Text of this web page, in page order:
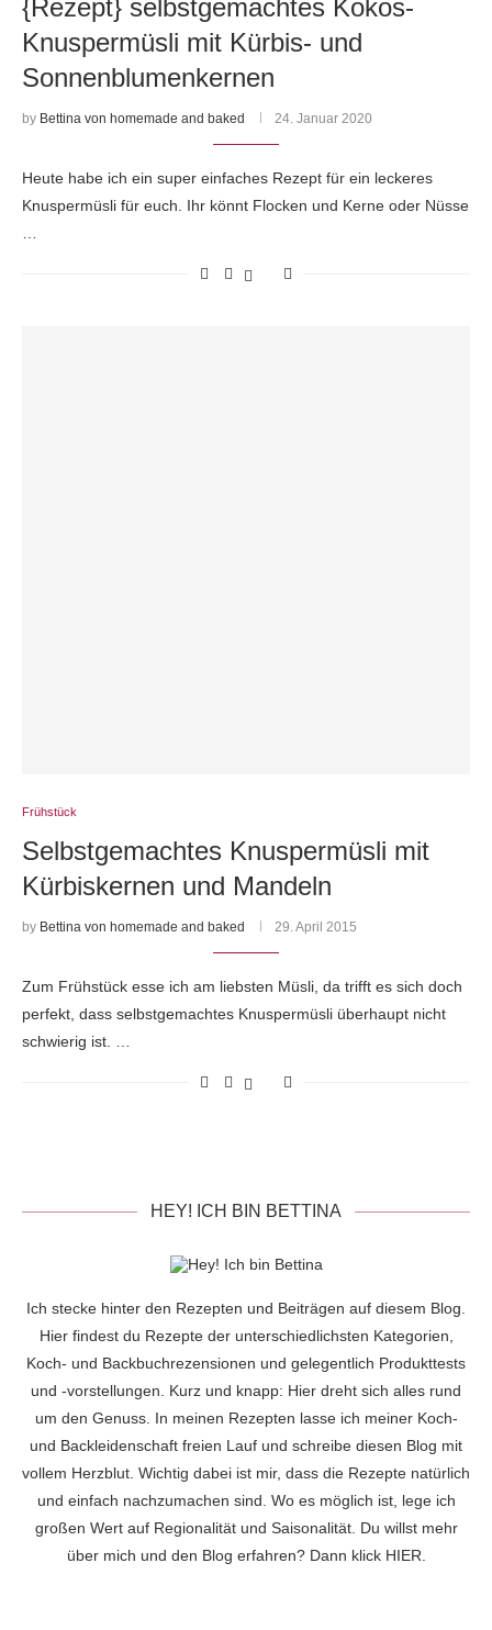
{Rezept} selbstgemachtes Kokos-
Knuspermüsli mit Kürbis- und
Sonnenblumenkernen
by Bettina von homemade and baked 24. Januar 2020
Heute habe ich ein super einfaches Rezept für ein leckeres
Knuspermüsli für euch. Ihr könnt Flocken und Kerne oder Nüsse
Frühstück
Selbstgemachtes Knuspermüsli mit
Kürbiskernen und Mandeln
by Bettina von homemade and baked 29. April 2015
Zum Frühstück esse ich am liebsten Müsli, da trifft es sich doch
perfekt, dass selbstgemachtes Knuspermüsli überhaupt nicht
schwierig ist. …
HEY! ICH BIN BETTINA
Ich stecke hinter den Rezepten und Beiträgen auf diesem Blog.
Hier findest du Rezepte der unterschiedlichsten Kategorien,
Koch- und Backbuchrezensionen und gelegentlich Produkttests
und -vorstellungen. Kurz und knapp: Hier dreht sich alles rund
um den Genuss. In meinen Rezepten lasse ich meiner Koch-
und Backleidenschaft freien Lauf und schreibe diesen Blog mit
vollem Herzblut. Wichtig dabei ist mir, dass die Rezepte natürlich
und einfach nachzumachen sind. Wo es möglich ist, lege ich
großen Wert auf Regionalität und Saisonalität. Du willst mehr
über mich und den Blog erfahren? Dann klick HIER